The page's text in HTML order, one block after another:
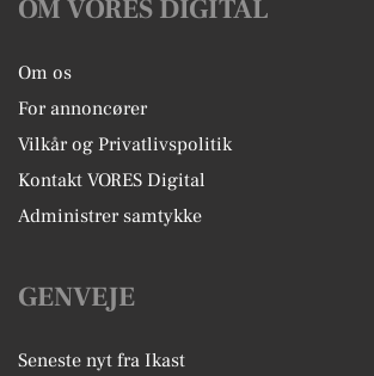
OM VORES DIGITAL
Om os
For annoncører
Vilkår og Privatlivspolitik
Kontakt VORES Digital
Administrer samtykke
GENVEJE
Seneste nyt fra Ikast